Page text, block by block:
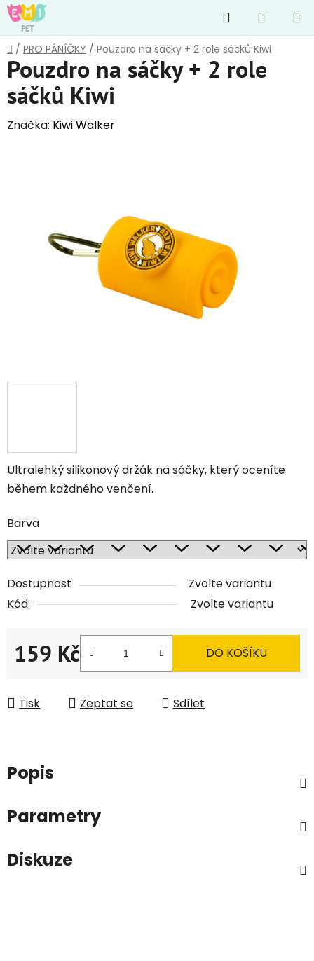
Přejít
na
obsah
Hledat
KOŠÍK
Domů
/ PRO PÁNÍČKY / Pouzdro na sáčky + 2 role sáčků Kiwi
Ultralehký silikonový držák na sáčky, který oceníte
během každného venčení.
Barva
Dostupnost
Zvolte variantu
Kód:
Zvolte variantu
159 Kč
Měrná cena:
DO KOŠÍKU
Tisk Zeptat se Sdílet
Pouzdro na sáčky + 2 role
sáčků Kiwi
Značka: Kiwi Walker
Popis
Parametry
Diskuze